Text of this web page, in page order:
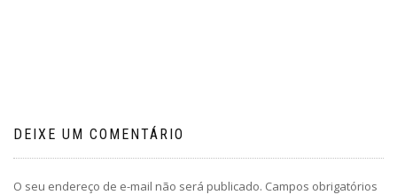
DEIXE UM COMENTÁRIO
O seu endereço de e-mail não será publicado. Campos obrigatórios